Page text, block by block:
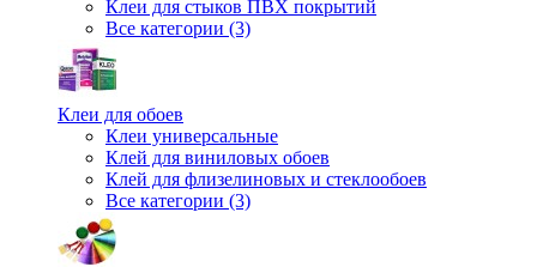
Клеи для стыков ПВХ покрытий
Все категории (3)
Клеи для обоев
Клеи универсальные
Клей для виниловых обоев
Клей для флизелиновых и стеклообоев
Все категории (3)